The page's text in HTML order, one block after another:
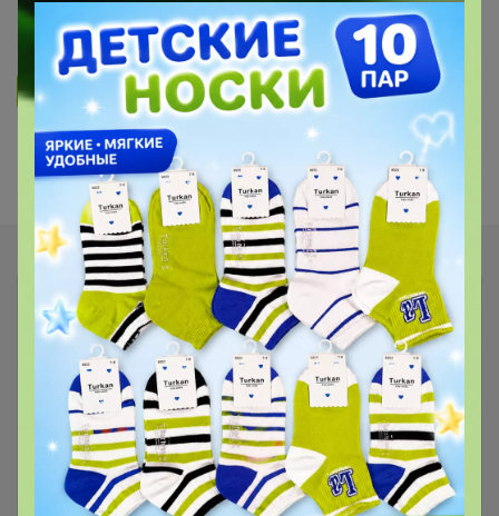
20 5.0 36.5K 25.4K 1.2K
Ответить
1
Показаны записи1-10 из44